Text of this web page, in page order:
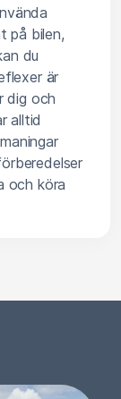
på bilen,
du
är
dig och
alltid
och köra